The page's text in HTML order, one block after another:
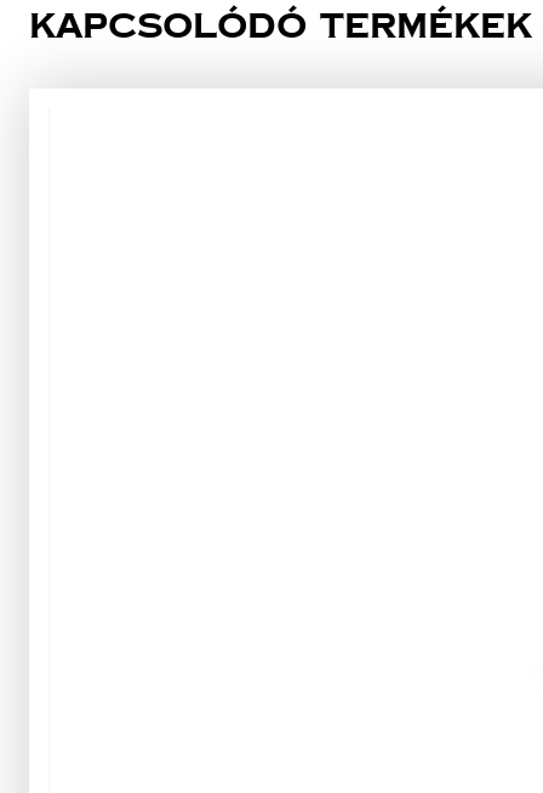
Kapcsolódó termékek